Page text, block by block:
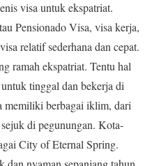
visa untuk ekspatriat.
Pensionado Visa, visa kerja,
relatif sederhana dan cepat.
ramah ekspatriat. Tentu hal
tinggal dan bekerja di
memiliki berbagai iklim, dari
di pegunungan. Kota-
City of Eternal Spring.